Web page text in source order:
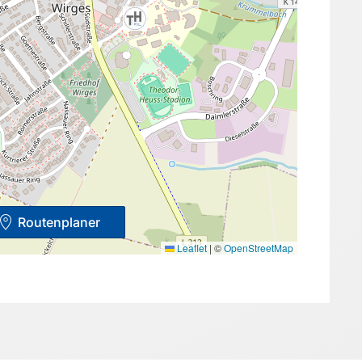
Leaflet | ©OpenStreetMap
Routenplaner